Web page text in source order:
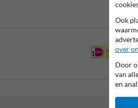
Ook
over
Door
van
en